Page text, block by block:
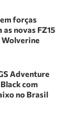
forças
as novas FZ15
Wolverine
Adventure
com
no Brasil